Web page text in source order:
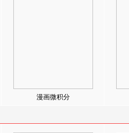
漫画微积分